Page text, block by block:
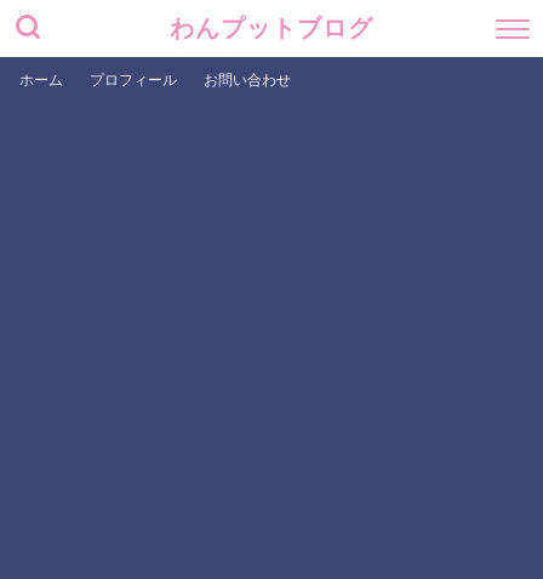
わんプットブログ
ホーム プロフィール お問い合わせ